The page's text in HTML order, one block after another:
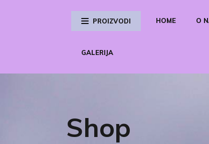
PROIZVODI HOME O
GALERIJA
Shop